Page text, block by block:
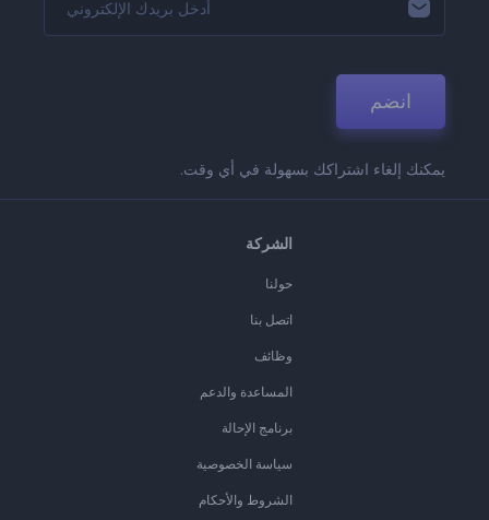
انضم
يمكنك إلغاء اشتراكك بسهولة في أي وقت.
الشركة
حولنا
اتصل بنا
وظائف
المساعدة والدعم
برنامج الإحالة
سياسة الخصوصية
الشروط والأحكام